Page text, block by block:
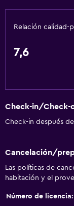
Servicio de
Cambio de divisas
Mostrador de
Acceso con llave
Check-out exprés
Relación calidad-
7,6
Check-in/Check-
Check-in después
Cancelación/
Las políticas de
habitación y el
Número de